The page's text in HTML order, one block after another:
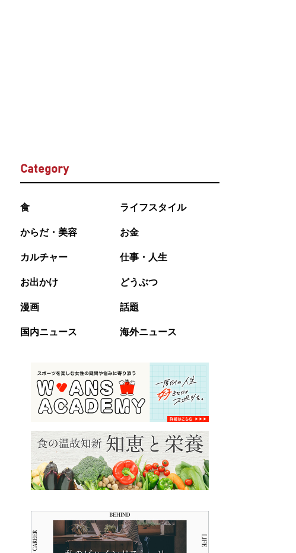
Category
食 ライフスタイル
からだ・美容 お金
カルチャー 仕事・人生
お出かけ どうぶつ
漫画 話題
国内ニュース 海外ニュース